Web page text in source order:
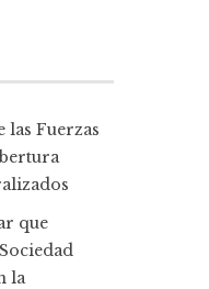
las Fuerzas
que
la